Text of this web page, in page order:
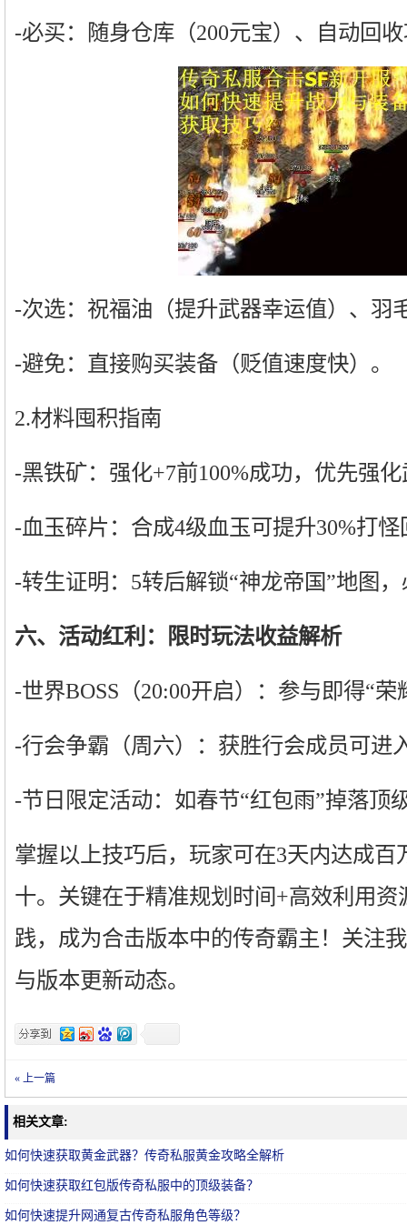
-必买：随身仓库（200元宝）、自动回
-次选：祝福油（提升武器幸运值）、羽
-避免：直接购买装备（贬值速度快）。
2.材料囤积指南
-黑铁矿：强化+7前100%成功，优先强
-血玉碎片：合成4级血玉可提升30%打怪
-转生证明：5转后解锁“神龙帝国”地图
六、活动红利：限时玩法收益解析
-世界BOSS（20:00开启）：参与即得“
-行会争霸（周六）：获胜行会成员可进
-节日限定活动：如春节“红包雨”掉落顶
掌握以上技巧后，玩家可在3天内达成百
十。关键在于精准规划时间+高效利用
践，成为合击版本中的传奇霸主！关注
与版本更新动态。
« 上一篇
相关文章:
如何快速获取黄金武器？传奇私服黄金攻略全解析
如何快速获取红包版传奇私服中的顶级装备？
如何快速提升网通复古传奇私服角色等级？